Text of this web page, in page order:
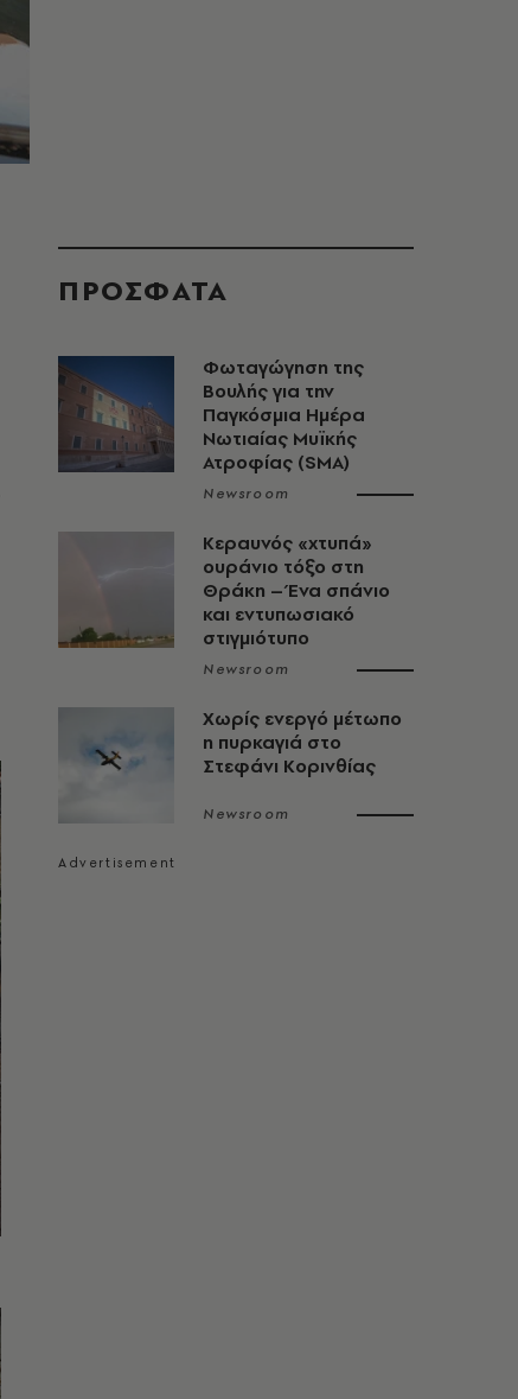
ΠΡΟΣΦΑΤΑ
Φωταγώγηση της
Βουλής για την
Παγκόσμια Ημέρα
Νωτιαίας Μυϊκής
Ατροφίας (SMA)
Newsroom
Κεραυνός «χτυπά»
ουράνιο τόξο στη
Θράκη – Ένα σπάνιο
και εντυπωσιακό
στιγμιότυπο
Newsroom
Χωρίς ενεργό μέτωπο
η πυρκαγιά στο
Στεφάνι Κορινθίας
Newsroom